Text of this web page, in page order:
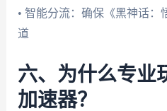
• 智能分流：确保《黑神话：
道
六、为什么专业
加速器？